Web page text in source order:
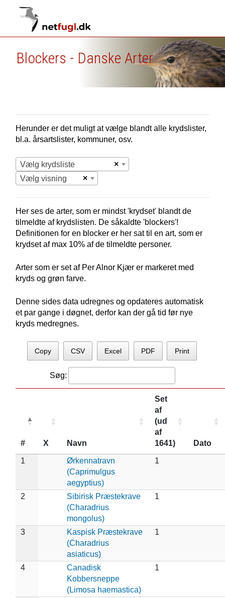
Blockers - Danske Arter
Herunder er det muligt at vælge blandt alle krydslister,
bl.a. årsartslister, kommuner, osv.
×
Vælg krydsliste
×
Vælg visning
Her ses de arter, som er mindst 'krydset' blandt de
tilmeldte af krydslisten. De såkaldte 'blockers'!
Definitionen for en blocker er her sat til en art, som er
krydset af max 10% af de tilmeldte personer.
Arter som er set af Per Alnor Kjær er markeret med
kryds og grøn farve.
Denne sides data udregnes og opdateres automatisk
et par gange i døgnet, derfor kan der gå tid før nye
kryds medregnes.
Copy CSV Excel PDF Print
Søg:
# X Navn
Set
af
(ud
af
1641)
Dato
1
Ørkennatravn
(Caprimulgus
aegyptius)
1
2
Sibirisk Præstekrave
(Charadrius
mongolus)
1
3
Kaspisk Præstekrave
(Charadrius
asiaticus)
1
4
Canadisk
Kobbersneppe
(Limosa haemastica)
1